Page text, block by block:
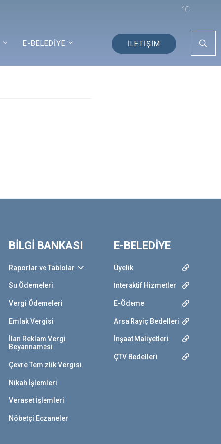
°C
E-BELEDİYE İLETİŞİM
BİLGİ BANKASI
Raporlar ve Tablolar
Su Ödemeleri
Vergi Ödemeleri
Emlak Vergisi
İlan Reklam Vergi
Beyannamesi
Çevre Temizlik Vergisi
Nikah İşlemleri
Veraset İşlemleri
Nöbetçi Eczaneler
E-BELEDİYE
Üyelik
İnteraktif Hizmetler
E-Ödeme
Arsa Rayiç Bedelleri
İnşaat Maliyetleri
ÇTV Bedelleri